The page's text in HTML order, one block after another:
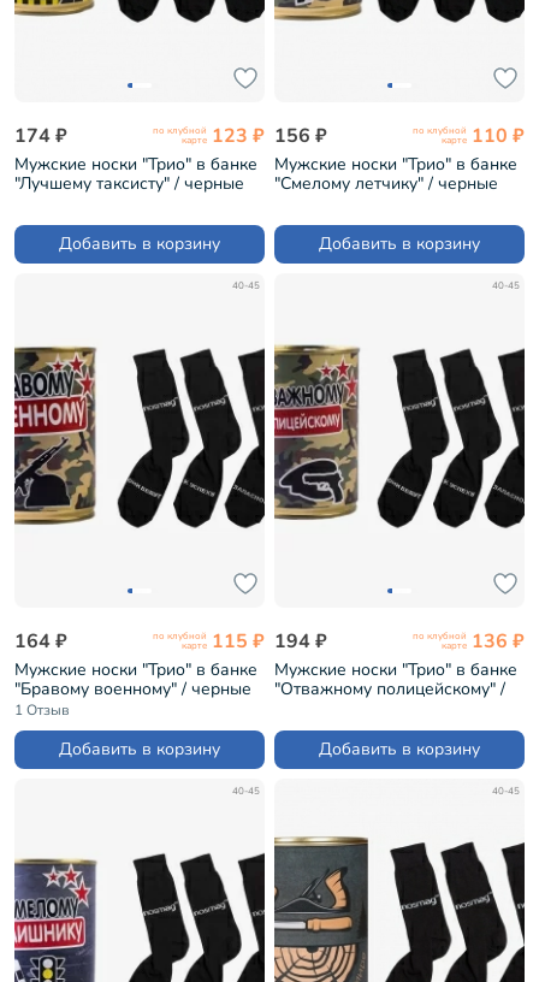
174 ₽ по клубной
карте 123 ₽
Мужские носки "Трио" в банке
"Лучшему таксисту" / черные
Добавить в корзину
156 ₽ по клубной
карте 110 ₽
Мужские носки "Трио" в банке
"Смелому летчику" / черные
Добавить в корзину
40-45
164 ₽ по клубной
карте 115 ₽
Мужские носки "Трио" в банке
"Бравому военному" / черные
(1БАН_ПрофС)
1 Отзыв
Добавить в корзину
40-45
194 ₽ по клубной
карте 136 ₽
Мужские носки "Трио" в банке
"Отважному полицейскому" /
Добавить в корзину
40-45 40-45